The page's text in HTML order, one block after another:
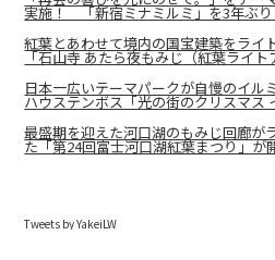
実施！ 「新宿ミナミルミ」を3年ぶ
紅葉とあわせて境内の国宝建築をラ
「石山寺 あたら夜もみじ（紅葉ライト
日本一広いテーマパークが自慢のイ
ハウステンボス「光の街のクリスマス
最盛期を迎えた河口湖のもみじ回廊が
た「第24回富士河口湖紅葉まつり」が
Tweets by YakeiLW